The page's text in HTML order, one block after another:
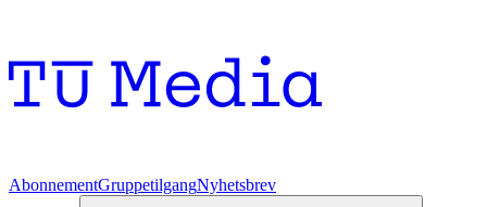
AbonnementGruppetilgangNyhetsbrev